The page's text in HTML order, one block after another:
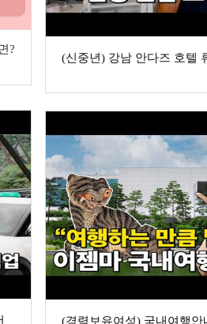
?
(신중년) 강남 안다즈 호텔
(경력보유여성) 국내여행안